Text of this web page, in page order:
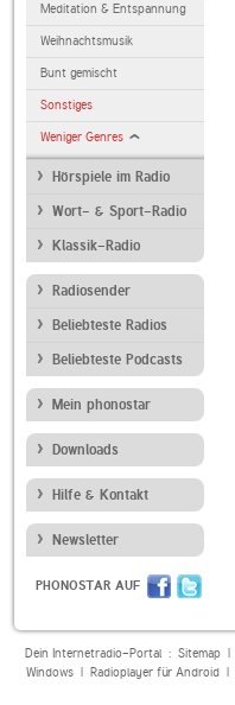
Meditation & Entspannung
Weihnachtsmusik
Bunt gemischt
Sonstiges
Weniger Genres
Hörspiele im Radio
Wort- & Sport-Radio
Klassik-Radio
Radiosender
Beliebteste Radios
Beliebteste Podcasts
Mein phonostar
Downloads
Hilfe & Kontakt
Newsletter
PHONOSTAR AUF
Dein Internetradio-Portal : Sitemap|
Windows| Radioplayer für Android|